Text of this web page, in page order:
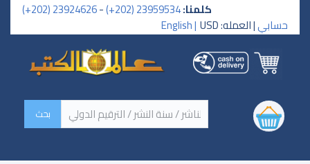
كلمنا:23959534 (202+)
-
23924626 (202+)
حسابي| العمله: USD English |
‏اسم الكتاب / اسم الناشر /
سنة النشر / الترقيم الدولي ‏